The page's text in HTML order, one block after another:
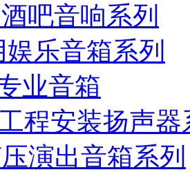
吧音响系列
娱乐音箱系列
业音箱
程安装扬声器
演出音箱系列